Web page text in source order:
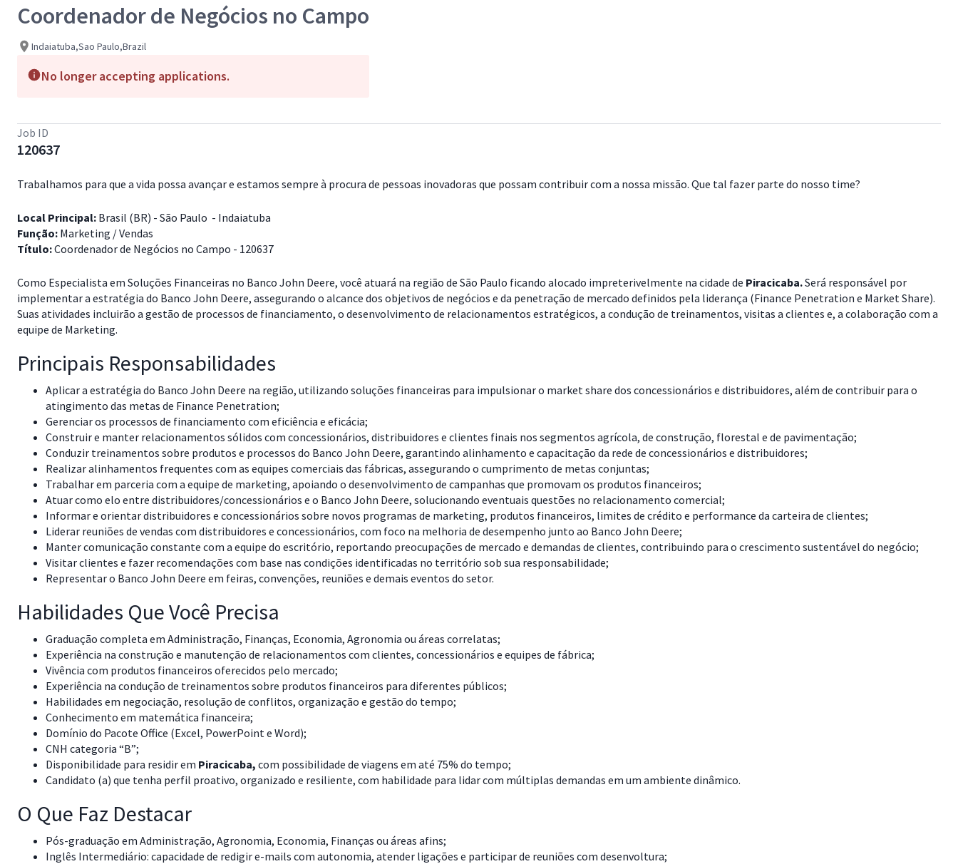
Coordenador de Negócios no Campo
Indaiatuba,Sao Paulo,Brazil
No longer accepting applications.
Job ID
120637
Trabalhamos para que a vida possa avançar e estamos sempre à procura de pessoas inovadoras que possam contribuir com a nossa missão. Que tal fazer parte do nosso time?
Local Principal: Brasil (BR) - São Paulo - Indaiatuba
Função: Marketing / Vendas
Título:Coordenador de Negócios no Campo - 120637
Como Especialista em Soluções Financeiras no Banco John Deere, você atuará na região de São Paulo ficando alocado impreterivelmente na cidade de Piracicaba.Será responsável por
implementar a estratégia do Banco John Deere, assegurando o alcance dos objetivos de negócios e da penetração de mercado definidos pela liderança (Finance Penetration e Market Share).
Suas atividades incluirão a gestão de processos de financiamento, o desenvolvimento de relacionamentos estratégicos, a condução de treinamentos, visitas a clientes e, a colaboração com a
equipe de Marketing.
Principais Responsabilidades
Aplicar a estratégia do Banco John Deere na região, utilizando soluções financeiras para impulsionar o market share dos concessionários e distribuidores, além de contribuir para o
atingimento das metas de Finance Penetration;
Gerenciar os processos de financiamento com eficiência e eficácia;
Construir e manter relacionamentos sólidos com concessionários, distribuidores e clientes finais nos segmentos agrícola, de construção, florestal e de pavimentação;
Conduzir treinamentos sobre produtos e processos do Banco John Deere, garantindo alinhamento e capacitação da rede de concessionários e distribuidores;
Realizar alinhamentos frequentes com as equipes comerciais das fábricas, assegurando o cumprimento de metas conjuntas;
Trabalhar em parceria com a equipe de marketing, apoiando o desenvolvimento de campanhas que promovam os produtos financeiros;
Atuar como elo entre distribuidores/concessionários e o Banco John Deere, solucionando eventuais questões no relacionamento comercial;
Informar e orientar distribuidores e concessionários sobre novos programas de marketing, produtos financeiros, limites de crédito e performance da carteira de clientes;
Liderar reuniões de vendas com distribuidores e concessionários, com foco na melhoria de desempenho junto ao Banco John Deere;
Manter comunicação constante com a equipe do escritório, reportando preocupações de mercado e demandas de clientes, contribuindo para o crescimento sustentável do negócio;
Visitar clientes e fazer recomendações com base nas condições identificadas no território sob sua responsabilidade;
Representar o Banco John Deere em feiras, convenções, reuniões e demais eventos do setor.
Habilidades Que Você Precisa
Graduação completa em Administração, Finanças, Economia, Agronomia ou áreas correlatas;
Experiência na construção e manutenção de relacionamentos com clientes, concessionários e equipes de fábrica;
Vivência com produtos financeiros oferecidos pelo mercado;
Experiência na condução de treinamentos sobre produtos financeiros para diferentes públicos;
Habilidades em negociação, resolução de conflitos, organização e gestão do tempo;
Conhecimento em matemática financeira;
Domínio do Pacote Office (Excel, PowerPoint e Word);
CNH categoria “B”;
Disponibilidade para residir em Piracicaba, com possibilidade de viagens em até 75% do tempo;
Candidato (a) que tenha perfil proativo, organizado e resiliente, com habilidade para lidar com múltiplas demandas em um ambiente dinâmico.
O Que Faz Destacar
Pós-graduação em Administração, Agronomia, Economia, Finanças ou áreas afins;
Inglês Intermediário: capacidade de redigir e-mails com autonomia, atender ligações e participar de reuniões com desenvoltura;